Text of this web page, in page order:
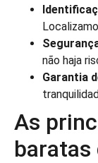
não haja
Garantia
As
baratas